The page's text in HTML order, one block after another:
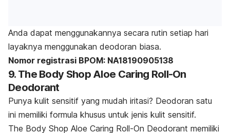
Anda dapat menggunakannya secara rutin setiap hari
layaknya menggunakan deodoran biasa.
Nomor registrasi BPOM: NA18190905138
9. The Body Shop Aloe Caring Roll-On
Deodorant
Punya kulit sensitif yang mudah iritasi? Deodoran satu
ini memiliki formula khusus untuk jenis kulit sensitif.
The Body Shop Aloe Caring Roll-On Deodorant memiliki